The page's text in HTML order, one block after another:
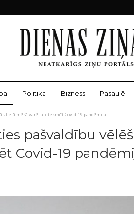
Politika Bizness Pasaulē
lielā mērā varētu ietekmēt Covid-19 pandēmija
pašvaldību
Covid-19